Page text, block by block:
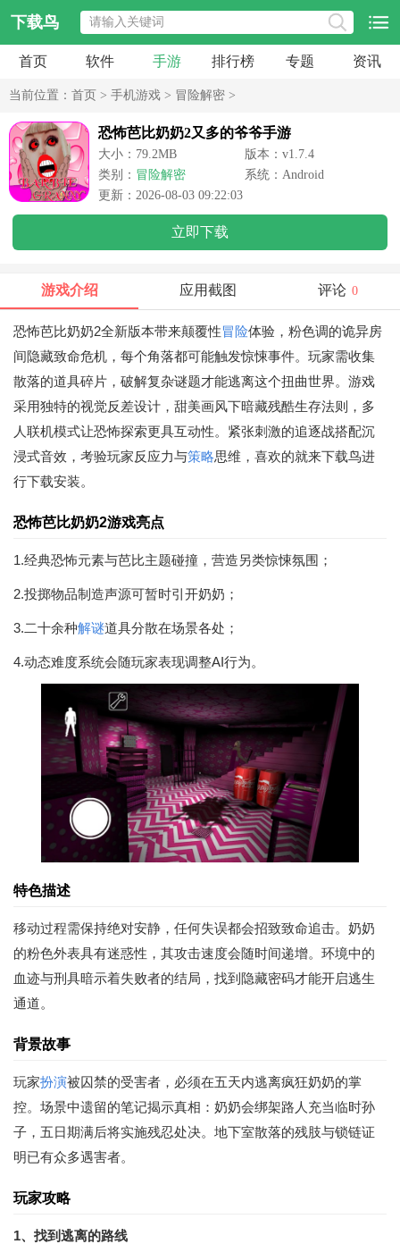
下载鸟
首页 软件 手游 排行榜 专题 资讯
当前位置： 首页 > 手机游戏 > 冒险解密 >
恐怖芭比奶奶2又多的爷爷手游
大小：79.2MB
版本：v1.7.4
类别： 冒险解密
系统：Android
更新：2026-08-03 09:22:03
立即下载
游戏介绍 应用截图 评论 0
恐怖芭比奶奶2全新版本带来颠覆性冒险体验，粉色调的诡异房
间隐藏致命危机，每个角落都可能触发惊悚事件。玩家需收集
散落的道具碎片，破解复杂谜题才能逃离这个扭曲世界。游戏
采用独特的视觉反差设计，甜美画风下暗藏残酷生存法则，多
人联机模式让恐怖探索更具互动性。紧张刺激的追逐战搭配沉
浸式音效，考验玩家反应力与策略思维，喜欢的就来下载鸟进
行下载安装。
恐怖芭比奶奶2游戏亮点
1.经典恐怖元素与芭比主题碰撞，营造另类惊悚氛围；
2.投掷物品制造声源可暂时引开奶奶；
3.二十余种解谜道具分散在场景各处；
4.动态难度系统会随玩家表现调整AI行为。
特色描述
移动过程需保持绝对安静，任何失误都会招致致命追击。奶奶
的粉色外表具有迷惑性，其攻击速度会随时间递增。环境中的
血迹与刑具暗示着失败者的结局，找到隐藏密码才能开启逃生
通道。
背景故事
玩家扮演被囚禁的受害者，必须在五天内逃离疯狂奶奶的掌
控。场景中遗留的笔记揭示真相：奶奶会绑架路人充当临时孙
子，五日期满后将实施残忍处决。地下室散落的残肢与锁链证
明已有众多遇害者。
玩家攻略
1、找到逃离的路线